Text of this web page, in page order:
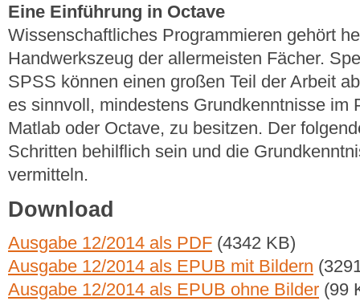
Eine Einführung in Octave
Wissenschaftliches Programmieren gehört
Handwerkszeug der allermeisten Fächer.
SPSS können einen großen Teil der Arbeit
es sinnvoll, mindestens Grundkenntnisse im
Matlab oder Octave, zu besitzen. Der
Schritten behilflich sein und die
vermitteln.
Download
Ausgabe 12/2014 als PDF (4342 KB)
Ausgabe 12/2014 als EPUB mit Bildern
Ausgabe 12/2014 als EPUB ohne Bilder (99